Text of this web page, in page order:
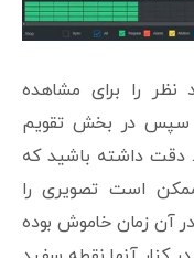
را برای مشاهده
سپس در بخش تقویم
دقت داشته باشید که
است تصویری را
آن زمان خاموش بوده